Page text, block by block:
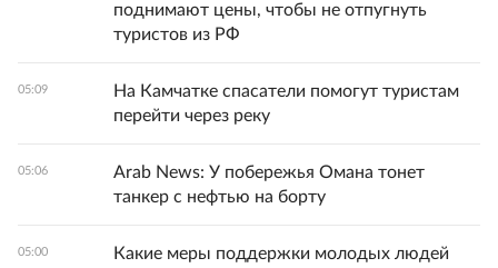
поднимают цены, чтобы не отпугнуть
туристов из РФ
05:09
На Камчатке спасатели помогут туристам
перейти через реку
05:06
Arab News: У побережья Омана тонет
танкер с нефтью на борту
05:00
Какие меры поддержки молодых людей